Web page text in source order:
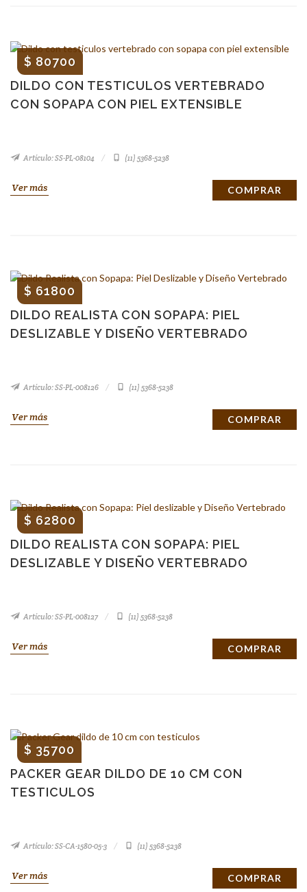
DILDO CON TESTICULOS VERTEBRADO
CON SOPAPA CON PIEL EXTENSIBLE
$ 80700
Artículo: SS-PL-08104 (11) 5368-5238
Ver más COMPRAR
DILDO REALISTA CON SOPAPA: PIEL
DESLIZABLE Y DISEÑO VERTEBRADO
$ 61800
Artículo: SS-PL-008126 (11) 5368-5238
Ver más COMPRAR
DILDO REALISTA CON SOPAPA: PIEL
DESLIZABLE Y DISEÑO VERTEBRADO
$ 62800
Artículo: SS-PL-008127 (11) 5368-5238
Ver más COMPRAR
PACKER GEAR DILDO DE 10 CM CON
TESTICULOS
$ 35700
Artículo: SS-CA-1580-05-3 (11) 5368-5238
Ver más COMPRAR